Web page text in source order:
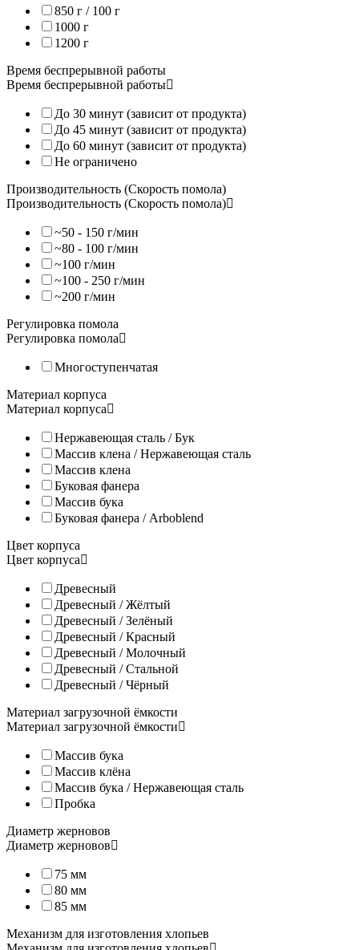
Но бывают случаи, когда
Красивый дизайн, объединяющий в себе кленовое дерево, из
Приобрести электромотор для ручной мельницы KoMo
Электрическая мельница + ручная зернодавилка KoMo FidiFloc
В корпусе KoMo FidiFloc 21 находятся два устройства –
Мельница Fidifloc 21 подходит для помола мягких злаков и
Для работы хлопницы FlicFloc электричество не нужно: Вы
Электрическая мельница для зерна KoMo Fidibus 21
Электрическая домашняя мельница KoMo Fidibus 21 подойдёт
- Специй.
Все мельницы KoMo изготовлены на фирменном заводе в
Интернет-магазин «Все Соки» – официальный поставщик
Электрическая мельница + зернодавилка KoMo Fidifloc Medium
Мельница Fidifloc Medium подходит для помола любых
850 г / 100 г
1000 г
1200 г
Время беспрерывной работы
Время беспрерывной работы
До 30 минут (зависит от продукта)
До 45 минут (зависит от продукта)
До 60 минут (зависит от продукта)
Не ограничено
Производительность (Скорость помола)
Производительность (Скорость помола)
~50 - 150 г/мин
~80 - 100 г/мин
~100 г/мин
~100 - 250 г/мин
~200 г/мин
Регулировка помола
Регулировка помола
Многоступенчатая
Материал корпуса
Материал корпуса
Нержавеющая сталь / Бук
Массив клена / Нержавеющая сталь
Массив клена
Буковая фанера
Массив бука
Буковая фанера / Arboblend
Цвет корпуса
Цвет корпуса
Древесный
Древесный / Жёлтый
Древесный / Зелёный
Древесный / Красный
Древесный / Молочный
Древесный / Стальной
Древесный / Чёрный
Материал загрузочной ёмкости
Материал загрузочной ёмкости
Массив бука
Массив клёна
Массив бука / Нержавеющая сталь
Пробка
Диаметр жерновов
Диаметр жерновов
75 мм
80 мм
85 мм
Механизм для изготовления хлопьев